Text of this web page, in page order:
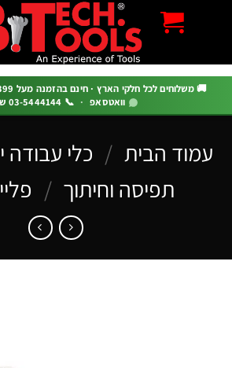
לכל חלקי הארץ · חינם בהזמנה מעל ₪399 ·
🛡️
· 📞 03-5444144 שלוחה 1
הבית / כלי עבודה ידניים
תפיסה וחיתוך / פלייר